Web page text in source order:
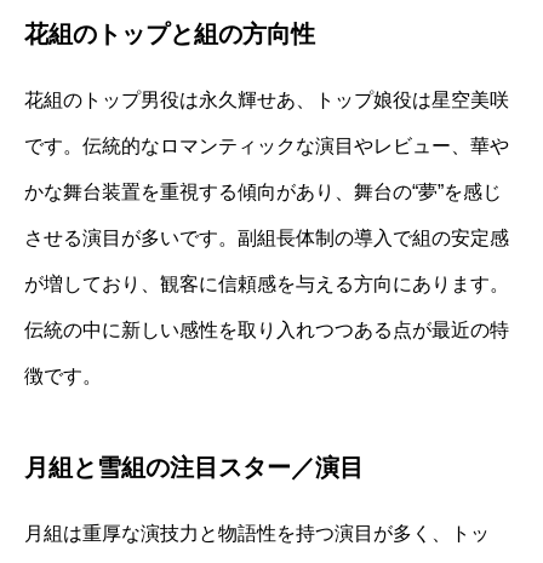
花組のトップと組の方向性
花組のトップ男役は永久輝せあ、トップ娘役は星空美咲
です。伝統的なロマンティックな演目やレビュー、華や
かな舞台装置を重視する傾向があり、舞台の“夢”を感じ
させる演目が多いです。副組長体制の導入で組の安定感
が増しており、観客に信頼感を与える方向にあります。
伝統の中に新しい感性を取り入れつつある点が最近の特
徴です。
月組と雪組の注目スター／演目
月組は重厚な演技力と物語性を持つ演目が多く、トッ